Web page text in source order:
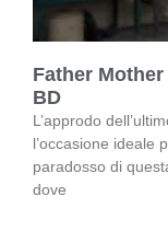
Father
BD
L’approdo
l’occasione ideale
paradosso di
dove